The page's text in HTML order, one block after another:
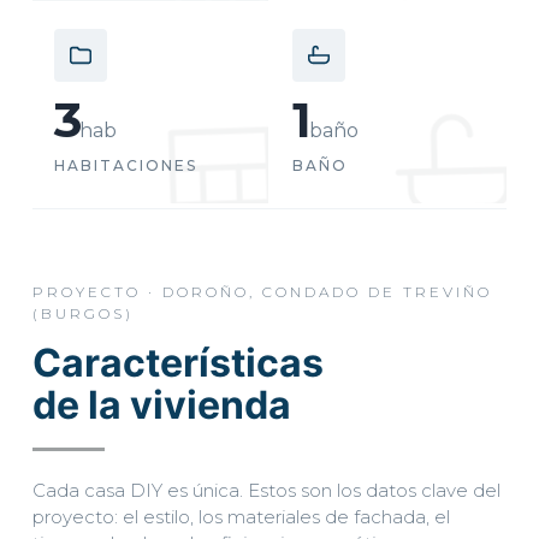
3hab
HABITACIONES
1 baño
BAÑO
PROYECTO · DOROÑO, CONDADO DE TREVIÑO
(BURGOS)
Características
de la vivienda
Cada casa DIY es única. Estos son los datos clave del
proyecto: el estilo, los materiales de fachada, el